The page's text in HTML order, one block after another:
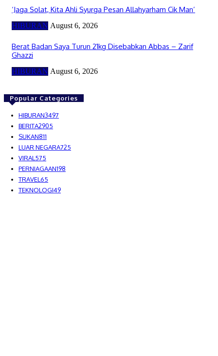
‘Jaga Solat, Kita Ahli Syurga Pesan Allahyarham Cik Man’
HIBURAN August 6, 2026
Berat Badan Saya Turun 21kg Disebabkan Abbas – Zarif
Ghazzi
HIBURAN August 6, 2026
Popular Categories
HIBURAN3497
BERITA2905
SUKAN811
LUAR NEGARA725
VIRAL 575
PERNIAGAAN198
TRAVEL 65
TEKNOLOGI49